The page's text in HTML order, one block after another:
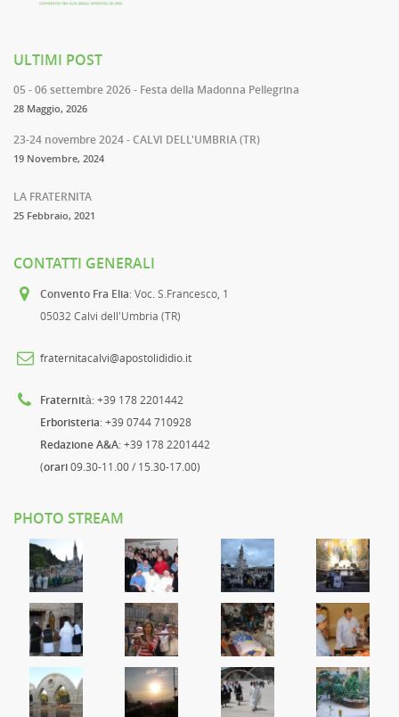
ULTIMI POST
05 - 06 settembre 2026 - Festa della Madonna Pellegrina
28 Maggio, 2026
23-24 novembre 2024 - CALVI DELL'UMBRIA (TR)
19 Novembre, 2024
LA FRATERNITA
25 Febbraio, 2021
CONTATTI GENERALI
Convento Fra Elia: Voc. S.Francesco, 1
05032 Calvi dell'Umbria (TR)
fraternitacalvi@apostolididio.it
Fraternità: +39 178 2201442
Erboristeria: +39 0744 710928
Redazione A&A: +39 178 2201442
(orari09.30-11.00 / 15.30-17.00)
PHOTO STREAM